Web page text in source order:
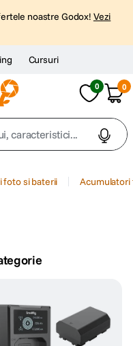
noastre Godox! Vezi
Cursuri
0 0
foto si baterii